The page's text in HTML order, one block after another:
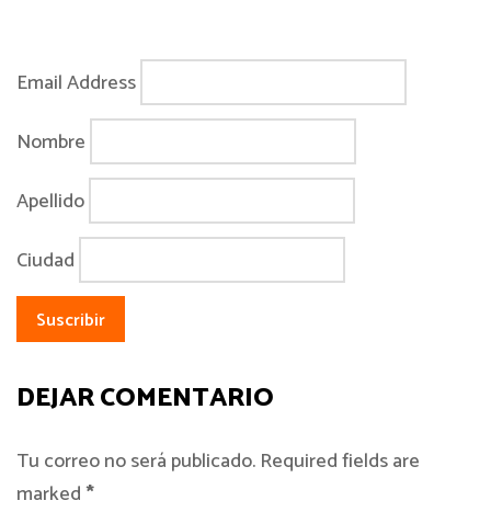
Email Address
Nombre
Apellido
Ciudad
DEJAR COMENTARIO
Tu correo no será publicado. Required fields are
marked*